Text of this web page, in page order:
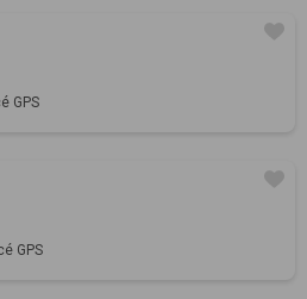
GPS
GPS